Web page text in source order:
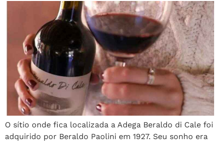
O sítio onde fica localizada a Adega Beraldo di Cale foi
adquirido por Beraldo Paolini em 1927. Seu sonho era